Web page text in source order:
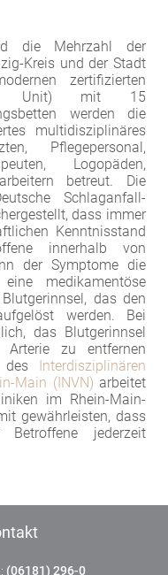
die Mehrzahl der
Kreis und der Stadt
zertifizierten
Unit) mit 15
werden die
multidisziplinäres
Pflegepersonal,
Logopäden,
betreut. Die
Schlaganfall-
dass immer
Kenntnisstand
innerhalb von
der Symptome die
medikamentöse
das den
werden. Bei
das Blutgerinnsel
Arterie zu entfernen
des
Interdisziplinären
Main (INVN) arbeitet
im Rhein-Main-
gewährleisten, dass
jederzeit
(06181) 296-0